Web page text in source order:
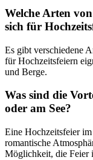
Welche Arten
sich für
Es gibt verschiedene
für Hochzeitsfeiern
und Berge.
Was sind die
oder am See?
Eine Hochzeitsfeier
romantische
Möglichkeit, die Feier